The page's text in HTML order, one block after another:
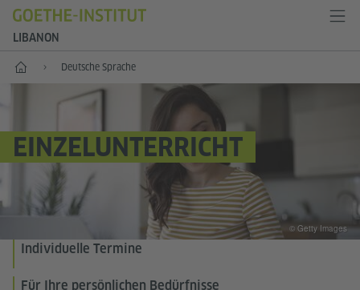
LIBANON
Start Deutsche Sprache
EINZELUNTERRICHT
Individuelle Termine
Für Ihre persönlichen Bedürfnisse
© Getty Images